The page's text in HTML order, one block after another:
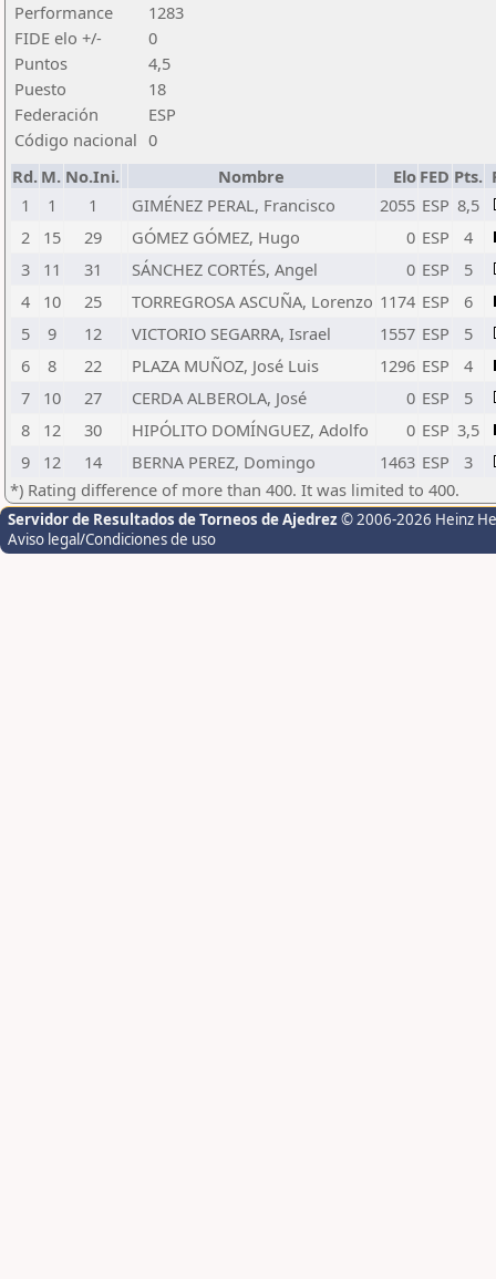
Performance
1283
FIDE elo +/-
0
Puntos
4,5
Puesto
18
Federación
ESP
Código nacional 0
Rd. M. No.Ini. Nombre Elo FED Pts.
1
1 1 GIMÉNEZ PERAL, Francisco 2055 ESP 8,5
2
15 29 GÓMEZ GÓMEZ, Hugo 0 ESP
4
3
11 31 SÁNCHEZ CORTÉS, Angel 0 ESP
5
4
10 25 TORREGROSA ASCUÑA, Lorenzo 1174 ESP
6
5
9 12 VICTORIO SEGARRA, Israel 1557 ESP
5
6
8 22 PLAZA MUÑOZ, José Luis 1296 ESP
4
7
10 27 CERDA ALBEROLA, José 0 ESP
5
8
12 30 HIPÓLITO DOMÍNGUEZ, Adolfo 0 ESP 3,5
9
12 14 BERNA PEREZ, Domingo 1463 ESP
3
*) Rating difference of more than 400. It was limited to 400.
Servidor de Resultados de Torneos de Ajedrez © 2006-2026 Heinz
Aviso legal/Condiciones de uso